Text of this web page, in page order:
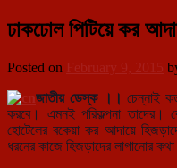
ঢাকঢোল পিটিয়ে কর
Posted on February 9, 2015
জাতীয় ডেস্ক ।। চেন্নাই
করবে। এমনই পরিকল্পনা তাদের।
হোটেলের বকেয়া কর আদায়ে
ধরনের কাজে হিজড়াদের লাগানোর